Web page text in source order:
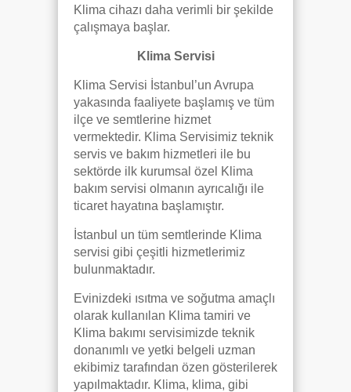
Klima cihazı daha verimli bir şekilde
çalışmaya başlar.
Klima Servisi
Klima Servisi İstanbul’un Avrupa
yakasında faaliyete başlamış ve tüm
ilçe ve semtlerine hizmet
vermektedir. Klima Servisimiz teknik
servis ve bakım hizmetleri ile bu
sektörde ilk kurumsal özel Klima
bakım servisi olmanın ayrıcalığı ile
ticaret hayatına başlamıştır.
İstanbul un tüm semtlerinde Klima
servisi gibi çeşitli hizmetlerimiz
bulunmaktadır.
Evinizdeki ısıtma ve soğutma amaçlı
olarak kullanılan Klima tamiri ve
Klima bakımı servisimizde teknik
donanımlı ve yetki belgeli uzman
ekibimiz tarafından özen gösterilerek
yapılmaktadır. Klima, klima, gibi